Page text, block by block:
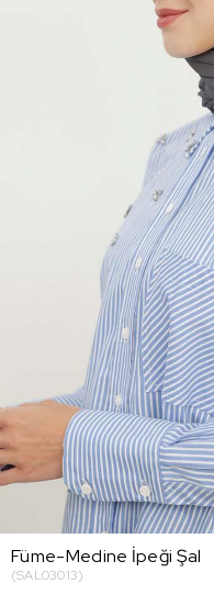
Füme-Medine İpeği Şal
(SAL03013)